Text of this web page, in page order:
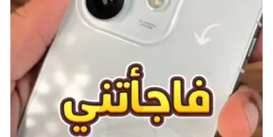
عرض Zayde
بعد إبرام صفقة مع Stanley، ستحتاج إلى الدخول إلى عرض
Zayde. ارجع إلى الخارج واتجه نحو الجانب الغربي من
المدينة. ادخل إلى Boardwalk من خلال مصرف العاصفة
الموجود على الأرض بالقرب من مركز الشرطة.